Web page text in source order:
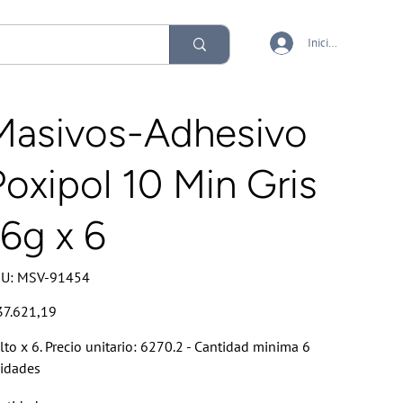
Iniciar sesión
Adhesivo
10 Min Gris
x 6
SKU
MSV-
MSV-91454
x 6. Precio unitario: 6270.2 - Cantidad minima 6